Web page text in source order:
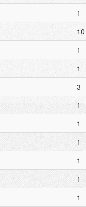
1
10
1
1
3
1
1
1
1
1
1